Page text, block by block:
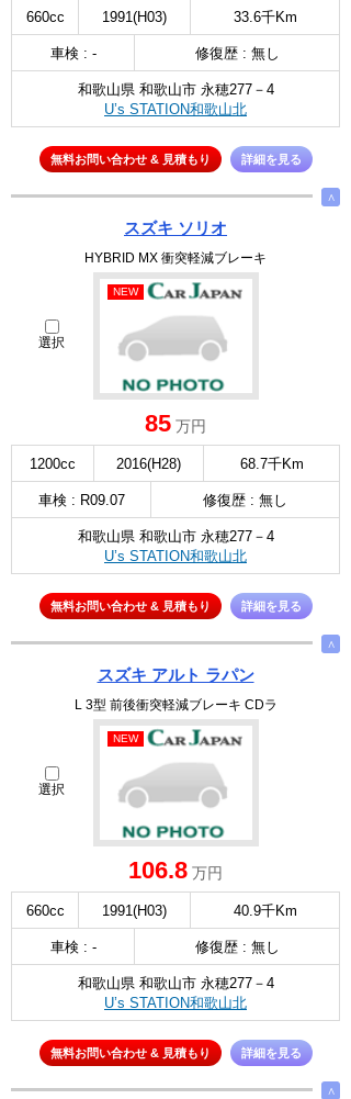
660cc 1991(H03) 33.6千Km
車検 : - 修復歴 : 無し
和歌山県 和歌山市 永穂277－4
U’s STATION和歌山北
無料お問い合わせ & 見積もり 詳細を見る
∧
スズキ ソリオ
HYBRID MX 衝突軽減ブレーキ
選択
NEW
85 万円
1200cc 2016(H28) 68.7千Km
車検 : R09.07 修復歴 : 無し
和歌山県 和歌山市 永穂277－4
U’s STATION和歌山北
無料お問い合わせ & 見積もり 詳細を見る
∧
スズキ アルト ラパン
L 3型 前後衝突軽減ブレーキ CDラ
選択
NEW
106.8 万円
660cc 1991(H03) 40.9千Km
車検 : - 修復歴 : 無し
和歌山県 和歌山市 永穂277－4
U’s STATION和歌山北
無料お問い合わせ & 見積もり 詳細を見る
∧